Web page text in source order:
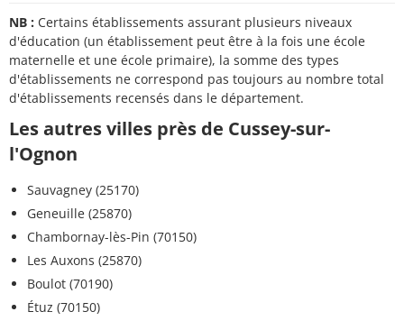
NB : Certains établissements assurant plusieurs niveaux
d'éducation (un établissement peut être à la fois une école
maternelle et une école primaire), la somme des types
d'établissements ne correspond pas toujours au nombre total
d'établissements recensés dans le département.
Les autres villes près de Cussey-sur-
l'Ognon
Sauvagney (25170)
Geneuille (25870)
Chambornay-lès-Pin (70150)
Les Auxons (25870)
Boulot (70190)
Étuz (70150)